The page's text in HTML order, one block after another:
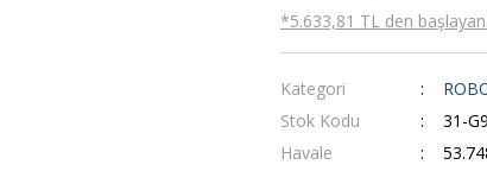
*5.633,81 TL den
Kategori
Stok Kodu
31-
Havale